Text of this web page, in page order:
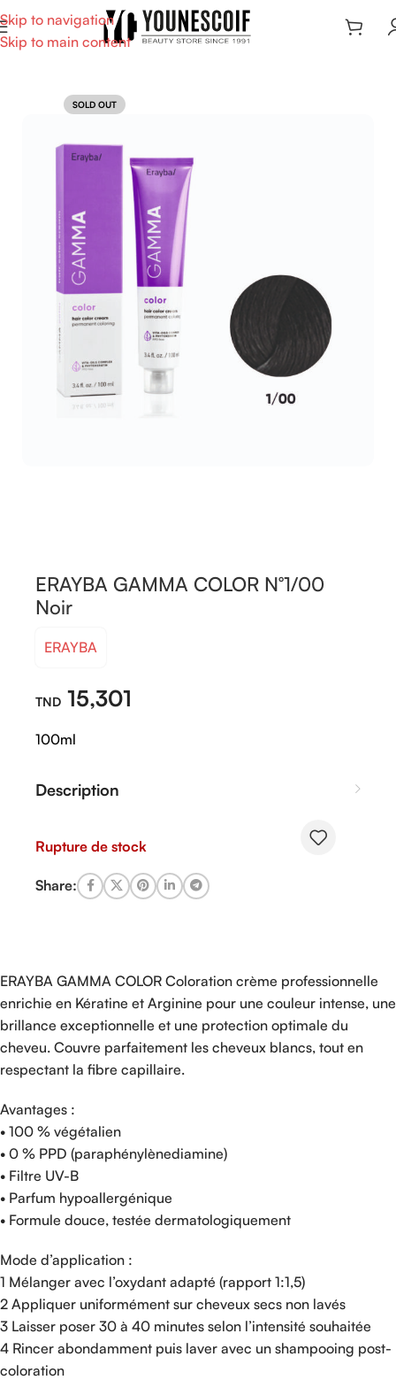
Skip to navigation
Skip to main content
SOLD OUT
ERAYBA GAMMA COLOR N°1/00
Noir
ERAYBA
15,301
100ml
Description
Rupture de stock
Share:
ERAYBA GAMMA COLOR Coloration crème professionnelle
enrichie en Kératine et Arginine pour une couleur intense, une
brillance exceptionnelle et une protection optimale du
cheveu. Couvre parfaitement les cheveux blancs, tout en
respectant la fibre capillaire.
Avantages :
• 100 % végétalien
• 0 % PPD (paraphénylènediamine)
• Filtre UV-B
• Parfum hypoallergénique
• Formule douce, testée dermatologiquement
Mode d’application :
1 Mélanger avec l’oxydant adapté (rapport 1:1,5)
2 Appliquer uniformément sur cheveux secs non lavés
3 Laisser poser 30 à 40 minutes selon l’intensité souhaitée
4 Rincer abondamment puis laver avec un shampooing post-
coloration